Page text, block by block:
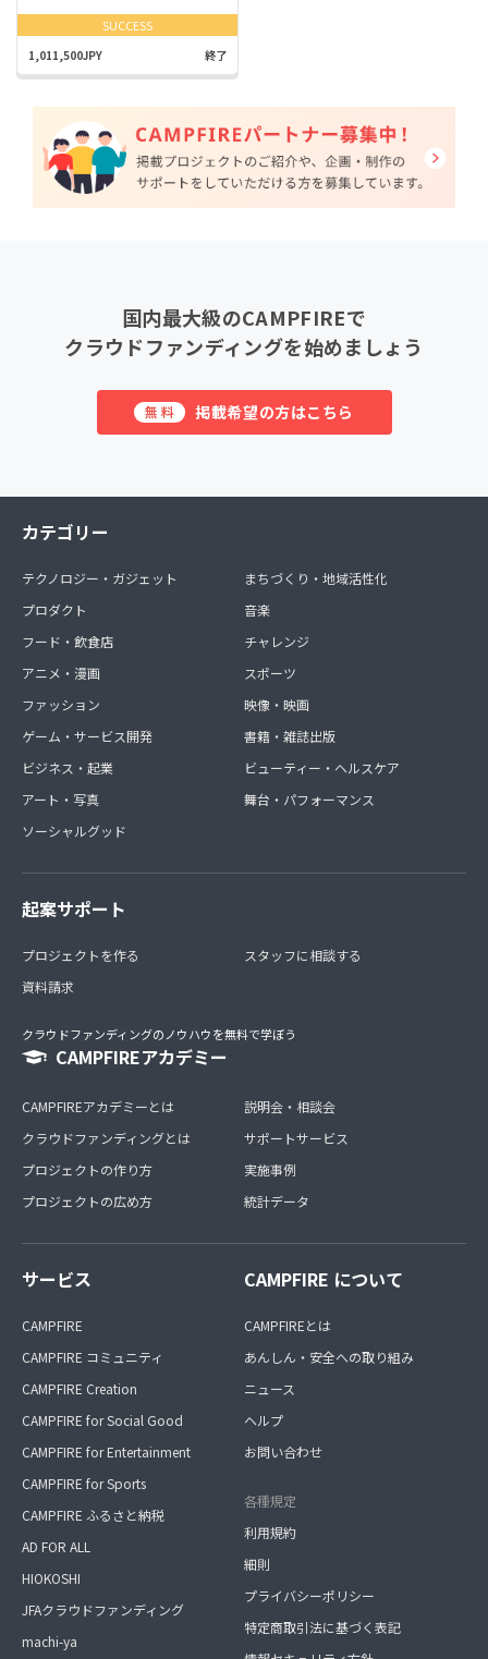
SUCCESS
1,011,500JPY 終了
国内最大級のCAMPFIREで
クラウドファンディングを始めましょう
無料 掲載希望の方はこちら
カテゴリー
テクノロジー・ガジェット
プロダクト
フード・飲食店
アニメ・漫画
ファッション
ゲーム・サービス開発
ビジネス・起業
アート・写真
ソーシャルグッド
まちづくり・地域活性化
音楽
チャレンジ
スポーツ
映像・映画
書籍・雑誌出版
ビューティー・ヘルスケア
舞台・パフォーマンス
起案サポート
プロジェクトを作る
資料請求
スタッフに相談する
クラウドファンディングのノウハウを無料で学ぼう
CAMPFIREアカデミー
CAMPFIREアカデミーとは
クラウドファンディングとは
プロジェクトの作り方
プロジェクトの広め方
説明会・相談会
サポートサービス
実施事例
統計データ
サービス
CAMPFIRE
CAMPFIRE コミュニティ
CAMPFIRE Creation
CAMPFIRE for Social Good
CAMPFIRE for Entertainment
CAMPFIRE for Sports
CAMPFIRE ふるさと納税
AD FOR ALL
HIOKOSHI
JFAクラウドファンディング
machi-ya
CAMPFIRE について
CAMPFIREとは
あんしん・安全への取り組み
ニュース
ヘルプ
お問い合わせ
各種規定
利用規約
細則
プライバシーポリシー
特定商取引法に基づく表記